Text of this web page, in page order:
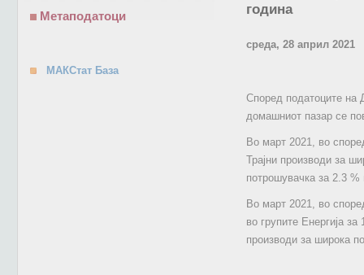
година
среда, 28 април 2021
Според податоците на
домашниот пазар се
Во март 2021, во
Трајни производи за
потрошувачка за 2.3
Во март 2021, во
во групите Енергија
производи за широка
Метаподатоци
МАКСтат База